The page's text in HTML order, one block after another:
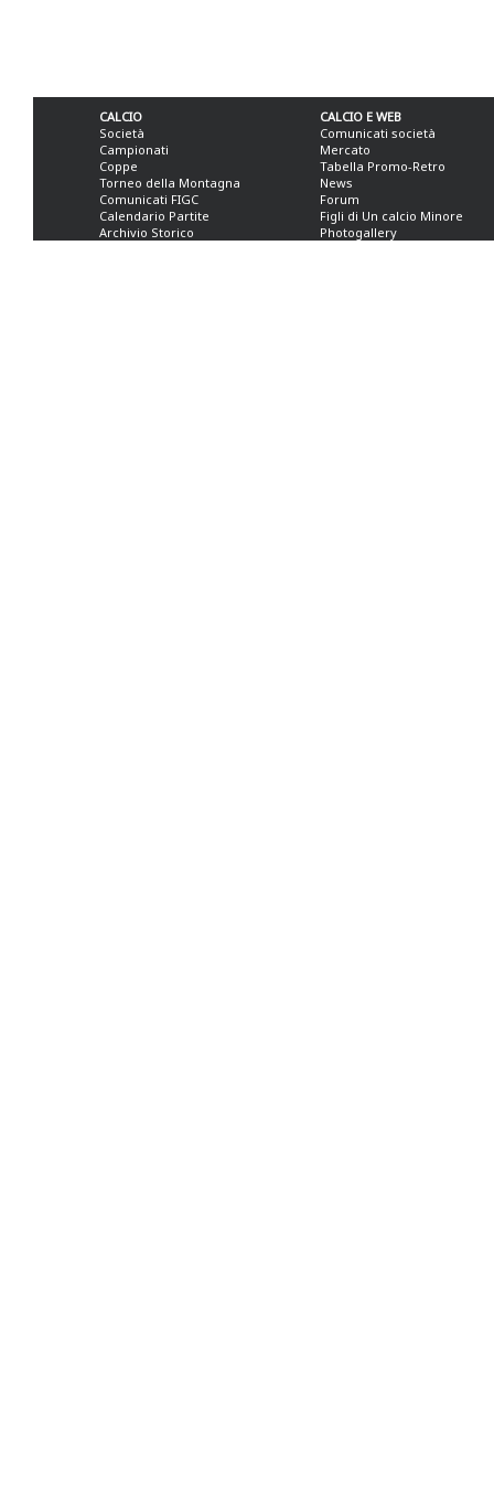
CALCIO
Società
Campionati
Coppe
Torneo della Montagna
Comunicati FIGC
Calendario Partite
Archivio Storico
CALCIO E WEB
Comunicati società
Mercato
Tabella Promo-Retro
News
Forum
Figli di Un calcio Minore
Photogallery